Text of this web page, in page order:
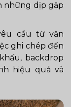
những dịp gặp
cầu từ văn
ghi chép đến
backdrop
hiệu quả và